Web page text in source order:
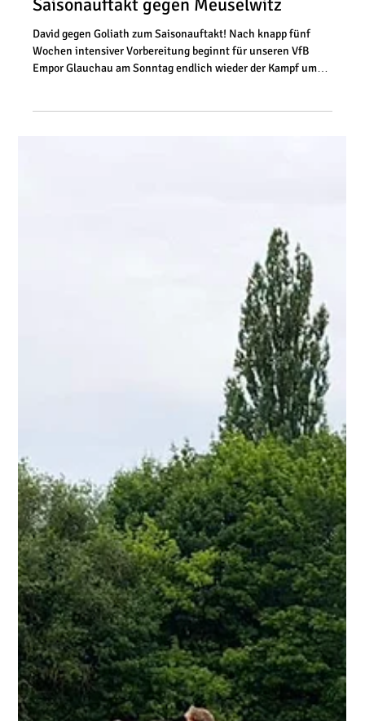
Wochen intensiver Vorbereitung beginnt für unseren VfB
Empor Glauchau am Sonntag endlich wieder der Kampf um
Oberliga-Punkte. Zum Auftakt wartet dabei gleich eine der
größten Herausforderungen der gesamten Saison. Mit dem
ZFC Meuselwitz trifft unsere Mannschaft auf einen
langjährigen Regionalligisten, der nach dem Abstieg den
direkten Wiederaufstieg anpeilt und von vielen Experten als